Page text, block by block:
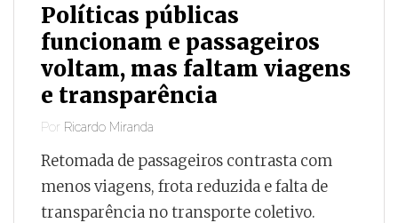
Políticas públicas
funcionam e passageiros
voltam, mas faltam viagens
e transparência
Por Ricardo Miranda
Retomada de passageiros contrasta com
menos viagens, frota reduzida e falta de
transparência no transporte coletivo.